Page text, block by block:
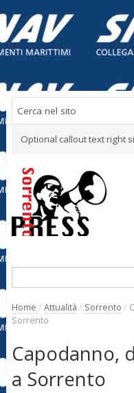
Optional callout text right
Home / Attualità / Sorrento /
Sorrento
Capodanno,
a Sorrento